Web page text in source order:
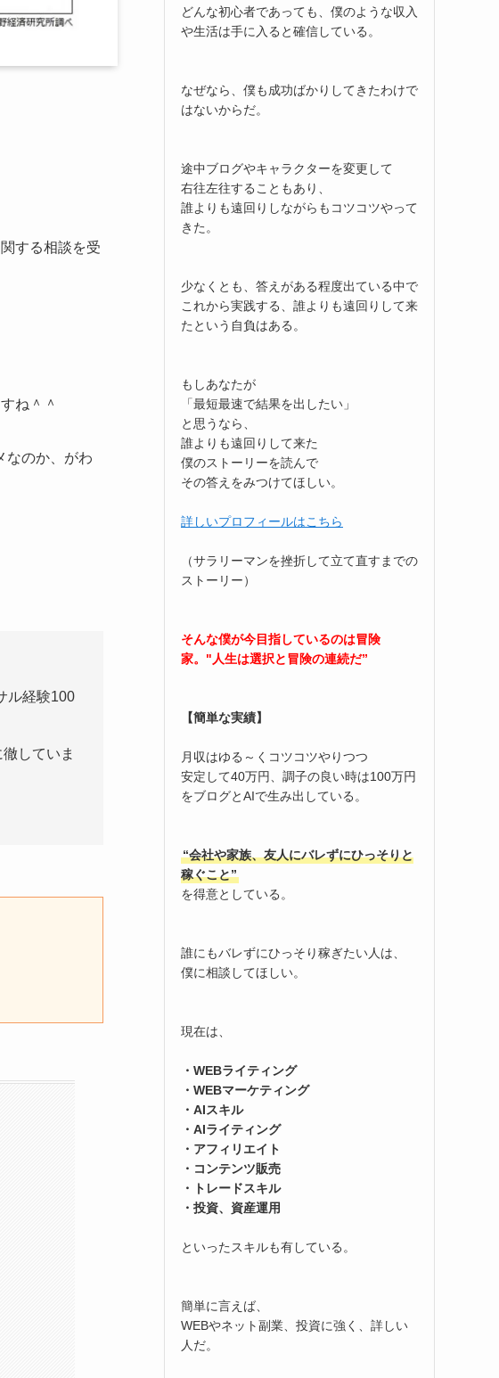
する相談を受
ね＾＾
なのか、がわ
ル経験100
していま
どんな初心者であっても、僕のような収入
や生活は手に入ると確信している。
なぜなら、僕も成功ばかりしてきたわけで
はないからだ。
途中ブログやキャラクターを変更して
右往左往することもあり、
誰よりも遠回りしながらもコツコツやって
きた。
少なくとも、答えがある程度出ている中で
これから実践する、誰よりも遠回りして来
たという自負はある。
もしあなたが
「最短最速で結果を出したい」
と思うなら、
誰よりも遠回りして来た
僕のストーリーを読んで
その答えをみつけてほしい。
詳しいプロフィールはこちら
（サラリーマンを挫折して立て直すまでの
ストーリー）
そんな僕が今目指しているのは冒険
家。"人生は選択と冒険の連続だ”
【簡単な実績】
月収はゆる～くコツコツやりつつ
安定して40万円、調子の良い時は100万円
をブログとAIで生み出している。
“会社や家族、友人にバレずにひっそりと
稼ぐこと”
を得意としている。
誰にもバレずにひっそり稼ぎたい人は、
僕に相談してほしい。
現在は、
・WEBライティング
・WEBマーケティング
・AIスキル
・AIライティング
・アフィリエイト
・コンテンツ販売
・トレードスキル
・投資、資産運用
といったスキルも有している。
簡単に言えば、
WEBやネット副業、投資に強く、詳しい
人だ。